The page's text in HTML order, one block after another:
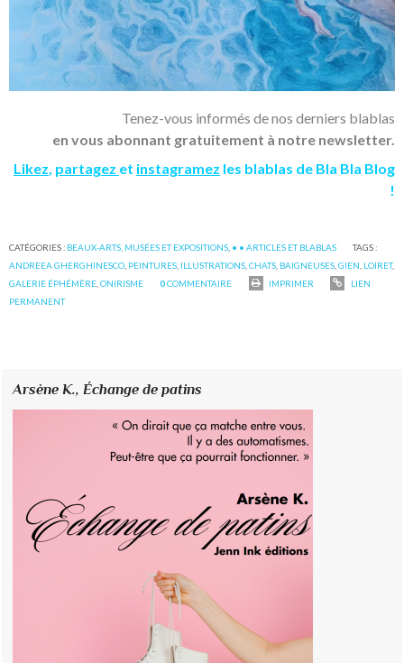
Tenez-vous informés de nos derniers blablas
en vous abonnant gratuitement à notre newsletter.
Likez, partagez et instagramez les blablas de Bla Bla Blog
!
CATÉGORIES : BEAUX-ARTS, MUSÉES ET EXPOSITIONS • • ARTICLES ET BLABLAS
TAGS :
ANDREEA GHERGHINESCO PEINTURES ILLUSTRATIONS ,CHATS BAIGNEUSES ,GIEN LOIRET,
GALERIE ÉPHÉMÈRE ,ONIRISME 0COMMENTAIRE IMPRIMER
LIEN
PERMANENT
Arsène K.,Échange de patins